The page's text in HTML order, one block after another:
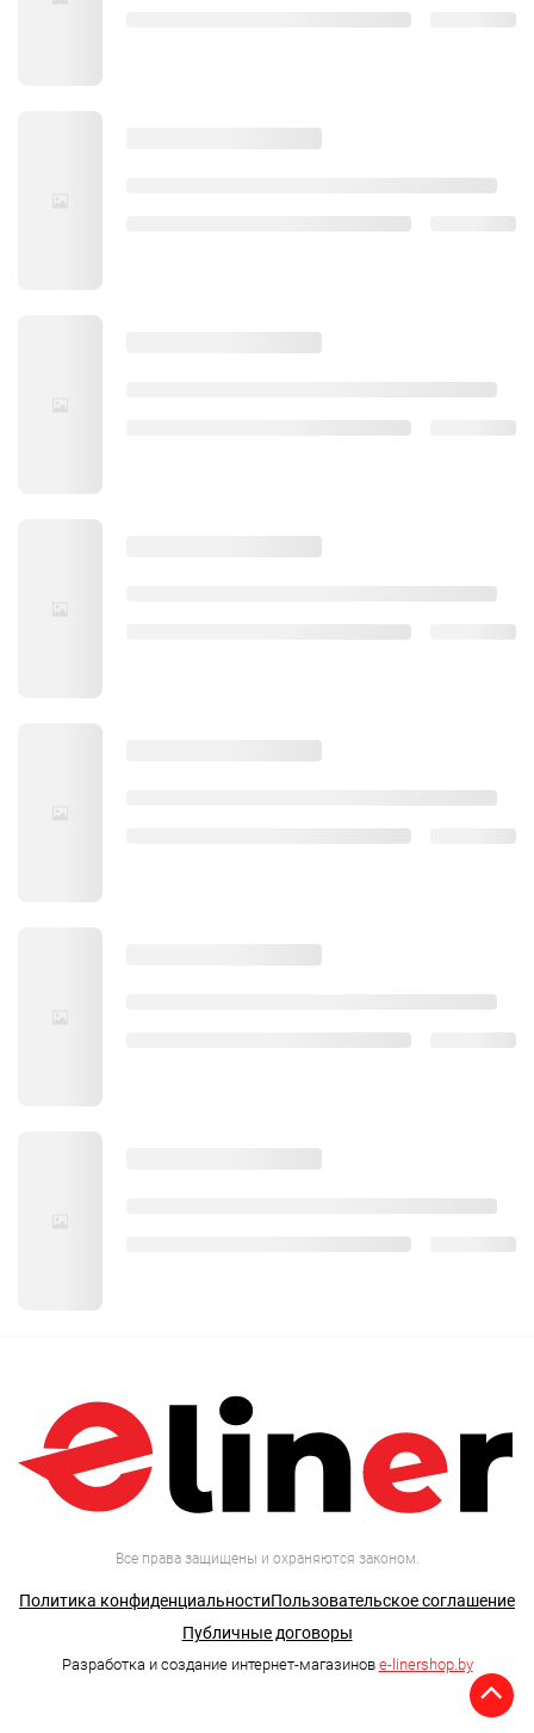
Все права защищены и охраняются законом.
Политика конфиденциальностиПользовательское соглашение
Публичные договоры
Разработка и создание интернет-магазинов e-linershop.by